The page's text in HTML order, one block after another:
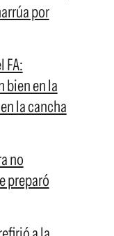
por
FA:
bien en la
la cancha
no
preparó